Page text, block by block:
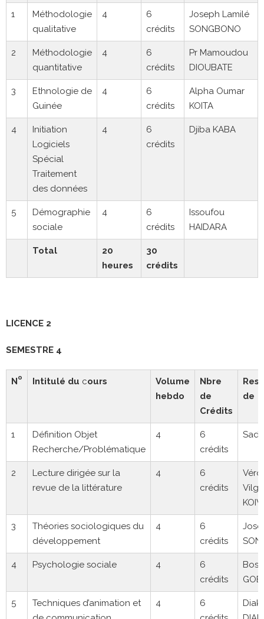
1
Méthodologie
qualitative
4
6
crédits
Joseph Lamilé
SONGBONO
2
Méthodologie
quantitative
4
6
crédits
Pr Mamoudou
DIOUBATE
3
Ethnologie de
Guinée
4
6
crédits
Alpha Oumar
KOITA
4
Initiation
Logiciels
Spécial
Traitement
des données
4
6
crédits
Djiba KABA
5
Démographie
sociale
4
6
crédits
Issoufou
HAIDARA
Total
20
heures
30
crédits
LICENCE 2
SEMESTRE 4
No Intitulé du cours
Volume
hebdo
Nbre
de
Crédits
de
1
Définition Objet
Recherche/Problématique
4
6
crédits
2
Lecture dirigée sur la
revue de la littérature
4
6
crédits
3
Théories sociologiques du
développement
4
6
crédits
4 Psychologie sociale 4
6
crédits
5
Techniques d’animation et
4
6